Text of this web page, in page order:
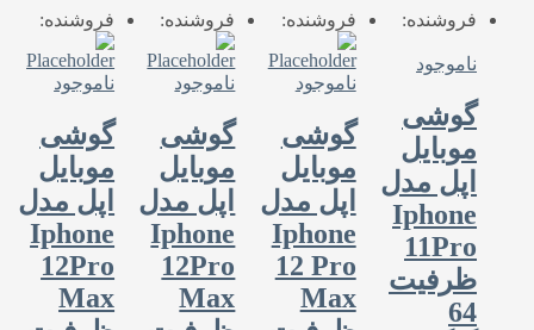
فروشنده:
ناموجود
گوشی
موبایل
اپل مدل
Iphone
11Pro
ظرفیت
64
فروشنده:
ناموجود
گوشی
موبایل
اپل مدل
Iphone
12 Pro
Max
فروشنده:
ناموجود
گوشی
موبایل
اپل مدل
Iphone
12Pro
Max
فروشنده:
ناموجود
گوشی
موبایل
اپل مدل
Iphone
12Pro
Max